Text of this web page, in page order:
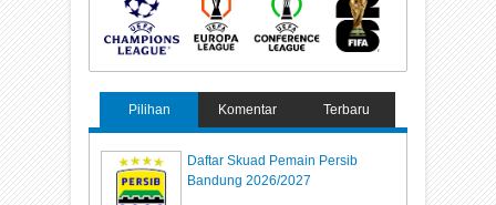
Pilihan Komentar Terbaru
Daftar Skuad Pemain Persib
Bandung 2026/2027